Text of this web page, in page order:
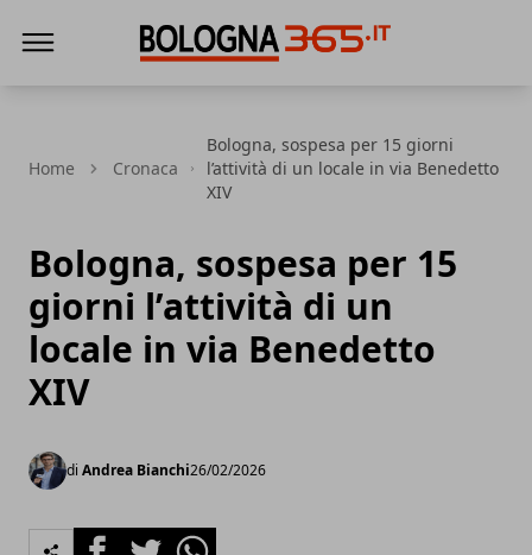
Home Cronaca
Bologna, sospesa per 15 giorni
l’attività di un locale in via Benedetto
XIV
Bologna, sospesa per 15
giorni l’attività di un
locale in via Benedetto
XIV
di Andrea Bianchi26/02/2026
FacebookTwitterWhatsapp